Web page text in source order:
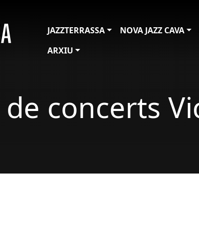
JAZZTERRASSA
NOVA JAZZ CAVA
ARXIU
concerts